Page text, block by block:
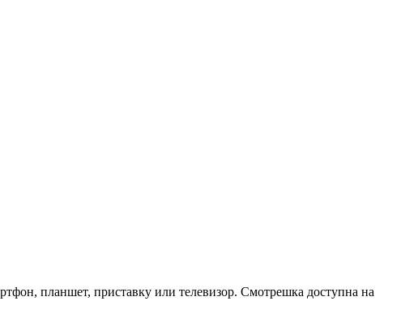
планшет, приставку или телевизор. Смотрешка доступна на